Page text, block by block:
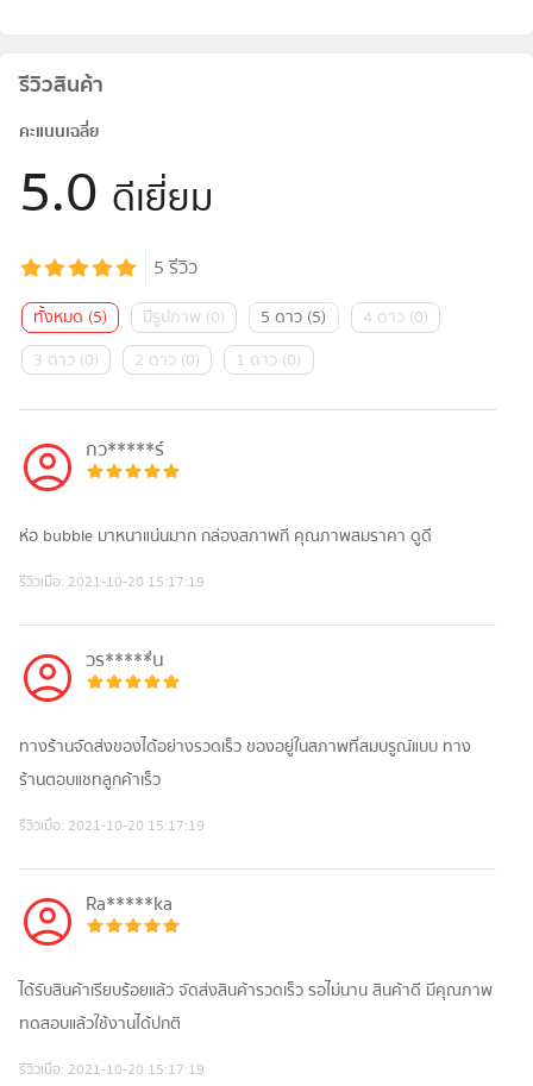
รีวิวสินค้า
คะแนนเฉลี่ย
5.0 ดีเยี่ยม
5รีวิว
ทั้งหมด (5) มีรูปภาพ (0) 5 ดาว (5) 4 ดาว (0)
3 ดาว (0) 2 ดาว (0) 1 ดาว (0)
กว*****ร์
ห่อ bubble มาหนาแน่นมาก กล่องสภาพกี คุณภาพสมราคา ดูดี
รีวิวเมื่อ: 2021-10-20 15:17:19
วร*****่น
ทางร้านจัดส่งของได้อย่างรวดเร็ว ของอยู่ในสภาพที่สมบรูณ์แบบ ทาง
ร้านตอบแชทลูกค้าเร็ว
รีวิวเมื่อ: 2021-10-20 15:17:19
Ra*****ka
ได้รับสินค้าเรียบร้อยแล้ว จัดส่งสินค้ารวดเร็ว รอไม่นาน สินค้าดี มีคุณภาพ
ทดสอบแล้วใช้งานได้ปกติ
รีวิวเมื่อ: 2021-10-20 15:17:19